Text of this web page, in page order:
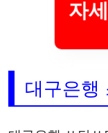
자
대구은행